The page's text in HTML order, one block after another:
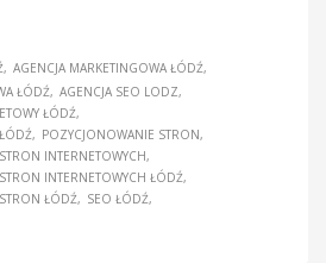
AGENCJA MARKETINGOWA ŁÓDŹ
ŁÓDŹ
AGENCJA SEO LODZ
ŁÓDŹ
POZYCJONOWANIE STRON
INTERNETOWYCH
INTERNETOWYCH ŁÓDŹ
ŁÓDŹ
SEO ŁÓDŹ